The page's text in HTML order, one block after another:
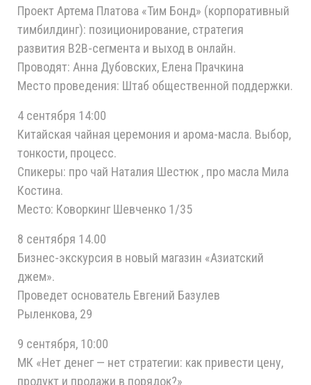
Проект Артема Платова «Тим Бонд» (корпоративный
тимбилдинг): позиционирование, стратегия
развития B2B-сегмента и выход в онлайн.
Проводят: Анна Дубовских, Елена Прачкина
Место проведения: Штаб общественной поддержки.
4 сентября 14:00
Китайская чайная церемония и арома-масла. Выбор,
тонкости, процесс.
Спикеры: про чай Наталия Шестюк , про масла Мила
Костина.
Место: Коворкинг Шевченко 1/35
8 сентября 14.00
Бизнес-экскурсия в новый магазин «Азиатский
джем».
Проведет основатель Евгений Базулев
Рыленкова, 29
9 сентября, 10:00
МК «Нет денег — нет стратегии: как привести цену,
продукт и продажи в порядок?»